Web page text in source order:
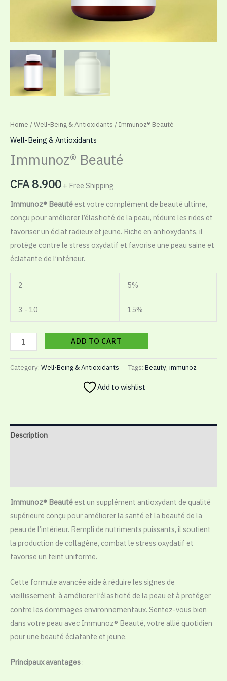
Home /Well-Being & Antioxidants / Immunoz® Beauté
Well-Being & Antioxidants
Immunoz® Beauté
CFA8.900 + Free Shipping
Immunoz® Beauté est votre complément de beauté ultime,
conçu pour améliorer l’élasticité de la peau, réduire les rides et
favoriser un éclat radieux et jeune. Riche en antioxydants, il
protège contre le stress oxydatif et favorise une peau saine et
éclatante de l’intérieur.
2 5%
3 - 10 15%
ADD TO CART
Category: Well-Being & Antioxidants Tags: Beauty, immunoz
Add to wishlist
Description
Immunoz® Beauté est un supplément antioxydant de qualité
supérieure conçu pour améliorer la santé et la beauté de la
peau de l’intérieur. Rempli de nutriments puissants, il soutient
la production de collagène, combat le stress oxydatif et
favorise un teint uniforme.
Cette formule avancée aide à réduire les signes de
vieillissement, à améliorer l’élasticité de la peau et à protéger
contre les dommages environnementaux. Sentez-vous bien
dans votre peau avec Immunoz® Beauté, votre allié quotidien
pour une beauté éclatante et jeune.
Principaux avantages :